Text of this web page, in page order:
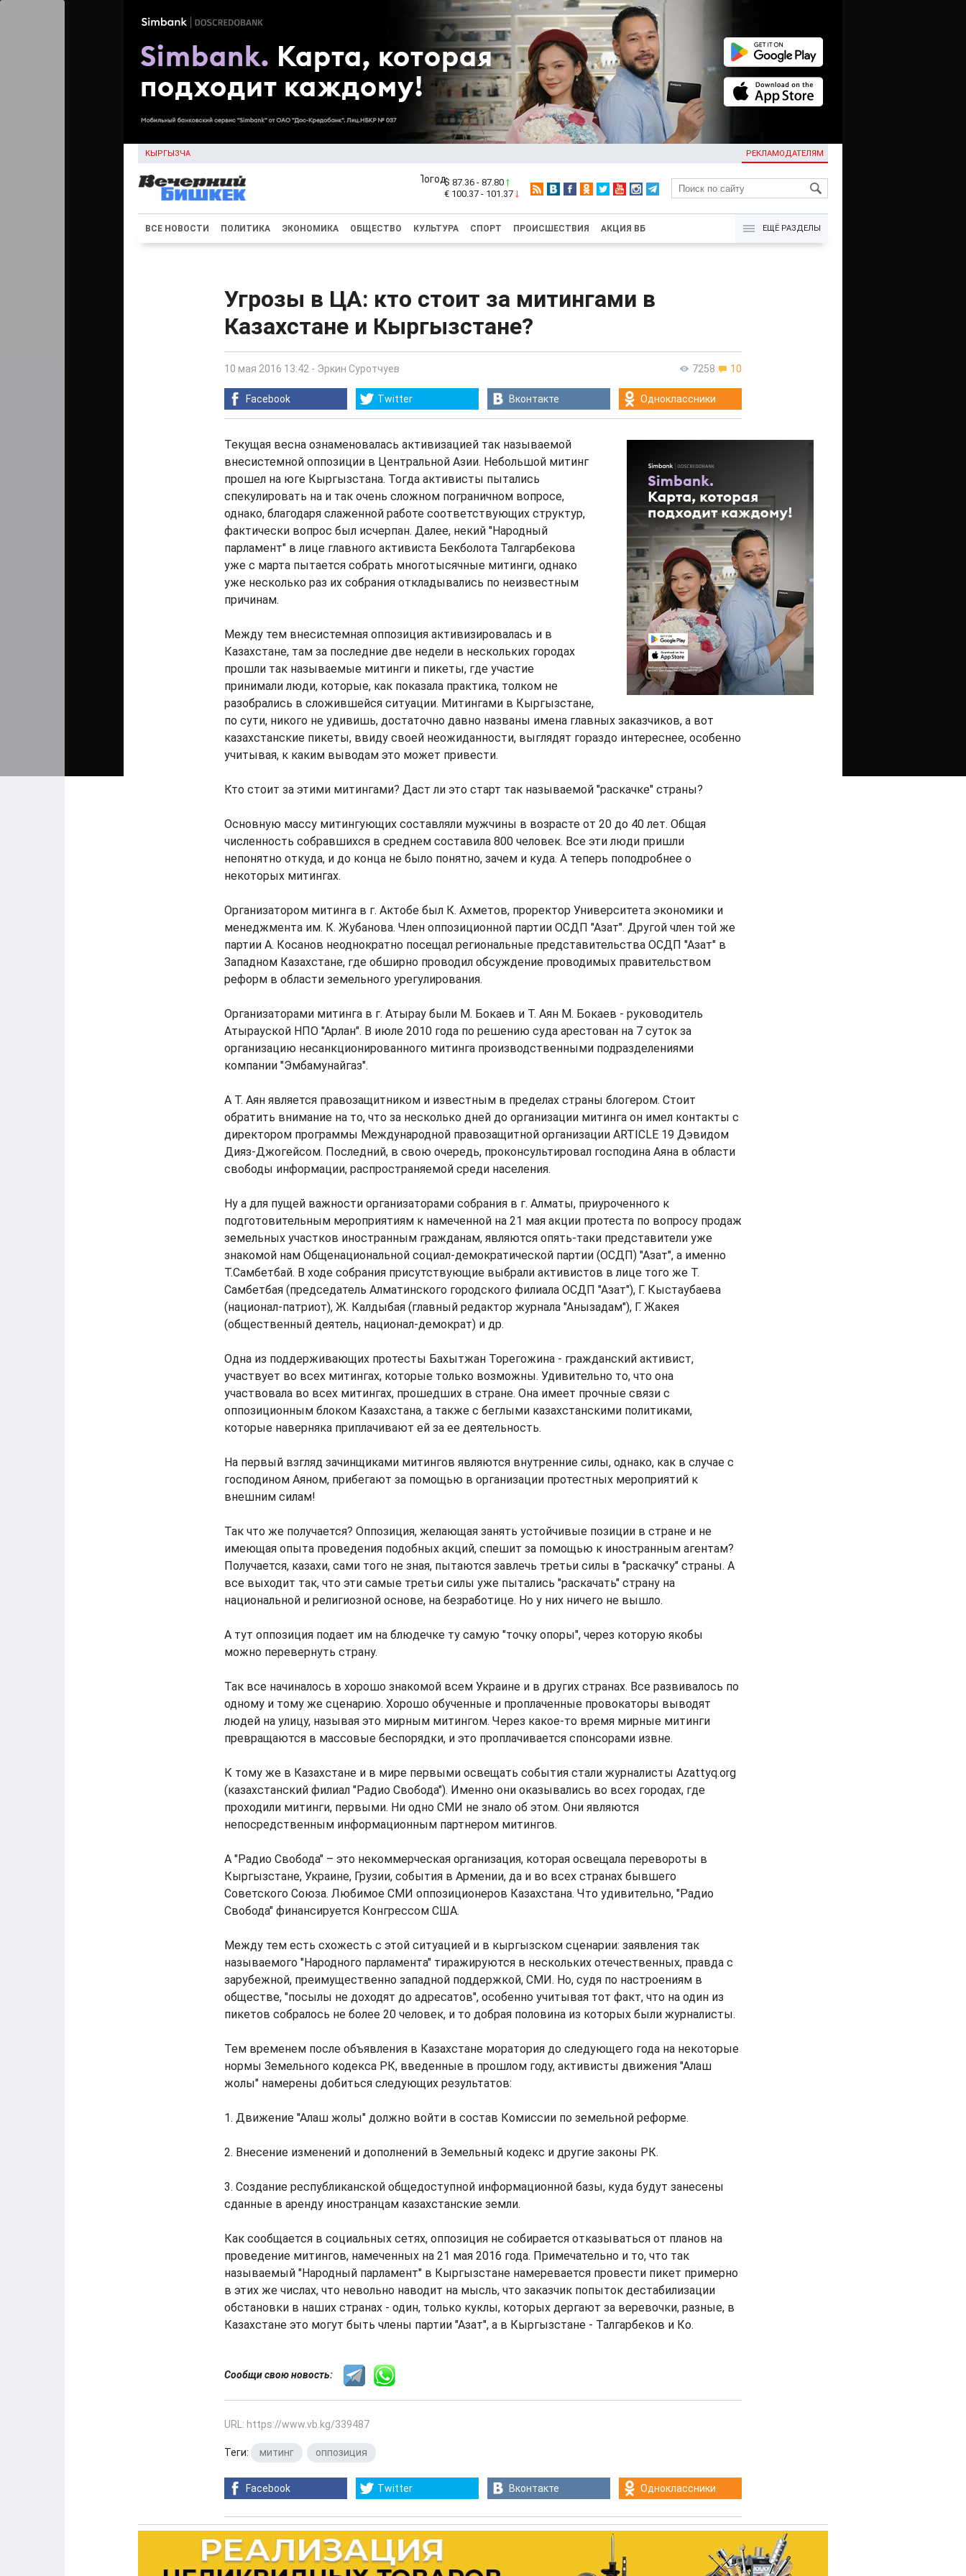
КЫРГЫЗЧА РЕКЛАМОДАТЕЛЯМ
KG
$ 87.36 - 87.80
€ 100.37 - 101.37
ВСЕ НОВОСТИ ПОЛИТИКА ЭКОНОМИКА ОБЩЕСТВО КУЛЬТУРА СПОРТ ПРОИСШЕСТВИЯ АКЦИЯ ВБ ЕЩЁ РАЗДЕЛЫ
Угрозы в ЦА: кто стоит за митингами в
Казахстане и Кыргызстане?
7258 10
10 мая 2016 13:42 - Эркин Суротчуев
Facebook Twitter Вконтакте Одноклассники
Текущая весна ознаменовалась активизацией так называемой
внесистемной оппозиции в Центральной Азии. Небольшой митинг
прошел на юге Кыргызстана. Тогда активисты пытались
спекулировать на и так очень сложном пограничном вопросе,
однако, благодаря слаженной работе соответствующих структур,
фактически вопрос был исчерпан. Далее, некий "Народный
парламент" в лице главного активиста Бекболота Талгарбекова
уже с марта пытается собрать многотысячные митинги, однако
уже несколько раз их собрания откладывались по неизвестным
причинам.
Между тем внесистемная оппозиция активизировалась и в
Казахстане, там за последние две недели в нескольких городах
прошли так называемые митинги и пикеты, где участие
принимали люди, которые, как показала практика, толком не
разобрались в сложившейся ситуации. Митингами в Кыргызстане,
по сути, никого не удивишь, достаточно давно названы имена главных заказчиков, а вот
казахстанские пикеты, ввиду своей неожиданности, выглядят гораздо интереснее, особенно
учитывая, к каким выводам это может привести.
Кто стоит за этими митингами? Даст ли это старт так называемой "раскачке" страны?
Основную массу митингующих составляли мужчины в возрасте от 20 до 40 лет. Общая
численность собравшихся в среднем составила 800 человек. Все эти люди пришли
непонятно откуда, и до конца не было понятно, зачем и куда. А теперь поподробнее о
некоторых митингах.
Организатором митинга в г. Актобе был К. Ахметов, проректор Университета экономики и
менеджмента им. К. Жубанова. Член оппозиционной партии ОСДП "Азат". Другой член той же
партии А. Косанов неоднократно посещал региональные представительства ОСДП "Азат" в
Западном Казахстане, где обширно проводил обсуждение проводимых правительством
реформ в области земельного урегулирования.
Организаторами митинга в г. Атырау были М. Бокаев и Т. Аян М. Бокаев - руководитель
Атырауской НПО "Арлан". В июле 2010 года по решению суда арестован на 7 суток за
организацию несанкционированного митинга производственными подразделениями
компании "Эмбамунайгаз".
А Т. Аян является правозащитником и известным в пределах страны блогером. Стоит
обратить внимание на то, что за несколько дней до организации митинга он имел контакты с
директором программы Международной правозащитной организации ARTICLE 19 Дэвидом
Дияз-Джогейсом. Последний, в свою очередь, проконсультировал господина Аяна в области
свободы информации, распространяемой среди населения.
Ну а для пущей важности организаторами собрания в г. Алматы, приуроченного к
подготовительным мероприятиям к намеченной на 21 мая акции протеста по вопросу продаж
земельных участков иностранным гражданам, являются опять-таки представители уже
знакомой нам Общенациональной социал-демократической партии (ОСДП) "Азат", а именно
Т.Самбетбай. В ходе собрания присутствующие выбрали активистов в лице того же Т.
Самбетбая (председатель Алматинского городского филиала ОСДП "Азат"), Г. Кыстаубаева
(национал-патриот), Ж. Калдыбая (главный редактор журнала "Анызадам"), Г. Жакея
(общественный деятель, национал-демократ) и др.
Одна из поддерживающих протесты Бахытжан Торегожина - гражданский активист,
участвует во всех митингах, которые только возможны. Удивительно то, что она
участвовала во всех митингах, прошедших в стране. Она имеет прочные связи с
оппозиционным блоком Казахстана, а также с беглыми казахстанскими политиками,
которые наверняка приплачивают ей за ее деятельность.
На первый взгляд зачинщиками митингов являются внутренние силы, однако, как в случае с
господином Аяном, прибегают за помощью в организации протестных мероприятий к
внешним силам!
Так что же получается? Оппозиция, желающая занять устойчивые позиции в стране и не
имеющая опыта проведения подобных акций, спешит за помощью к иностранным агентам?
Получается, казахи, сами того не зная, пытаются завлечь третьи силы в "раскачку" страны. А
все выходит так, что эти самые третьи силы уже пытались "раскачать" страну на
национальной и религиозной основе, на безработице. Но у них ничего не вышло.
А тут оппозиция подает им на блюдечке ту самую "точку опоры", через которую якобы
можно перевернуть страну.
Так все начиналось в хорошо знакомой всем Украине и в других странах. Все развивалось по
одному и тому же сценарию. Хорошо обученные и проплаченные провокаторы выводят
людей на улицу, называя это мирным митингом. Через какое-то время мирные митинги
превращаются в массовые беспорядки, и это проплачивается спонсорами извне.
К тому же в Казахстане и в мире первыми освещать события стали журналисты Azattyq.org
(казахстанский филиал "Радио Свобода"). Именно они оказывались во всех городах, где
проходили митинги, первыми. Ни одно СМИ не знало об этом. Они являются
непосредственным информационным партнером митингов.
А "Радио Свобода" – это некоммерческая организация, которая освещала перевороты в
Кыргызстане, Украине, Грузии, события в Армении, да и во всех странах бывшего
Советского Союза. Любимое СМИ оппозиционеров Казахстана. Что удивительно, "Радио
Свобода" финансируется Конгрессом США.
Между тем есть схожесть с этой ситуацией и в кыргызском сценарии: заявления так
называемого "Народного парламента" тиражируются в нескольких отечественных, правда с
зарубежной, преимущественно западной поддержкой, СМИ. Но, судя по настроениям в
обществе, "посылы не доходят до адресатов", особенно учитывая тот факт, что на один из
пикетов собралось не более 20 человек, и то добрая половина из которых были журналисты.
Тем временем после объявления в Казахстане моратория до следующего года на некоторые
нормы Земельного кодекса РК, введенные в прошлом году, активисты движения "Алаш
жолы" намерены добиться следующих результатов:
1. Движение "Алаш жолы" должно войти в состав Комиссии по земельной реформе.
2. Внесение изменений и дополнений в Земельный кодекс и другие законы РК.
3. Создание республиканской общедоступной информационной базы, куда будут занесены
сданные в аренду иностранцам казахстанские земли.
Как сообщается в социальных сетях, оппозиция не собирается отказываться от планов на
проведение митингов, намеченных на 21 мая 2016 года. Примечательно и то, что так
называемый "Народный парламент" в Кыргызстане намеревается провести пикет примерно
в этих же числах, что невольно наводит на мысль, что заказчик попыток дестабилизации
обстановки в наших странах - один, только куклы, которых дергают за веревочки, разные, в
Казахстане это могут быть члены партии "Азат", а в Кыргызстане - Талгарбеков и Ко.
Сообщи свою новость:
URL: https://www.vb.kg/339487
Теги: митинг оппозиция
Facebook Twitter Вконтакте Одноклассники